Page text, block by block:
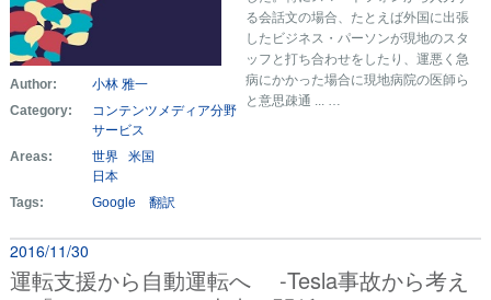
る会話文の場合、たとえば外国に出張
したビジネス・パーソンが現地のスタ
ッフと打ち合わせをしたり、運悪く急
病にかかった場合に現地病院の医師ら
と意思疎通 ... …
Author:
小林 雅一
Category:
コンテンツメディア分野
サービス
Areas:
世界
米国
日本
Tags:
Google 翻訳
2016/11/30
運転支援から自動運転へ -Tesla事故から考え